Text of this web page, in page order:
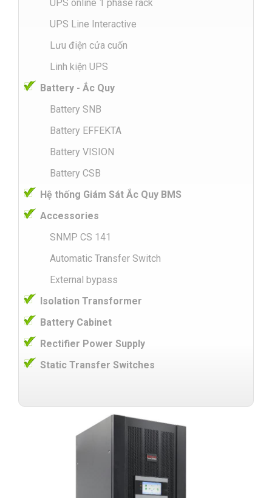
UPS online 1 phase rack
UPS Line Interactive
Lưu điện cửa cuốn
Linh kiện UPS
Battery - Ắc Quy
Battery SNB
Battery EFFEKTA
Battery VISION
Battery CSB
Hệ thống Giám Sát Ắc Quy BMS
Accessories
SNMP CS 141
Automatic Transfer Switch
External bypass
Isolation Transformer
Battery Cabinet
Rectifier Power Supply
Static Transfer Switches